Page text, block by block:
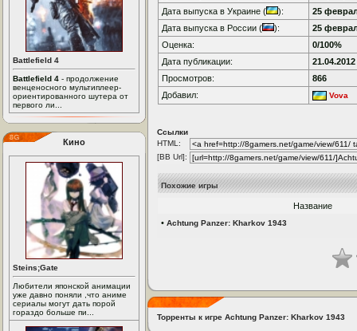
Battlefield 4
Battlefield 4 - продолжение
венценосного мультиплеер-
ориентированного шутера от
первого ли...
Кино
Steins;Gate
Любители японской анимации
уже давно поняли ,что аниме
сериалы могут дать порой
гораздо больше пи...
Дата выпуска в Украине (
):
25
Дата выпуска в России (
):
25
Оценка:
0/100%
Дата публикации:
21.04.2012
Просмотров:
866
Добавил:
Vova
Ссылки
HTML:
[BB Url]:
Похожие игры
Название
• Achtung Panzer: Kharkov 1943
Торренты к игре Achtung Panzer: Kharkov 1943